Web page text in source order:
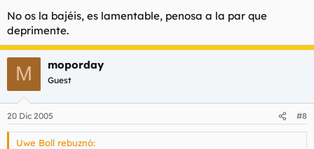
No os la bajéis, es lamentable, penosa a la par que
deprimente.
M moporday
Guest
20 Dic 2005 #8
Uwe Boll rebuznó: